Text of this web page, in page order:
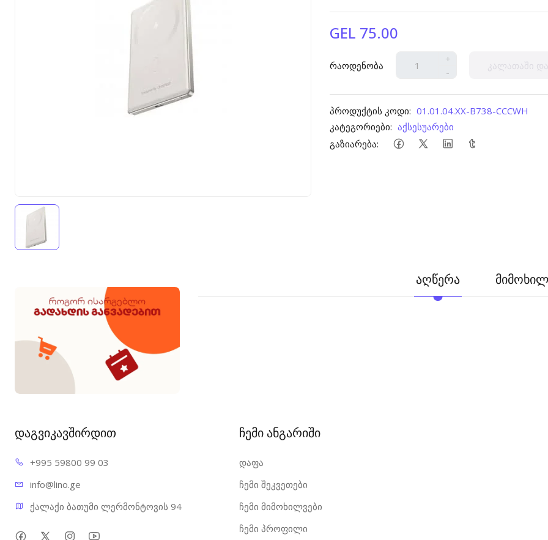
GEL 75.00
რაოდენობა
+
-
კალათაში
პროდუქტის კოდი: 01.01.04.XX-B738-CCCWH
კატეგორიები: აქსესუარები
გაზიარება:
აღწერა
დაგვიკავშირდით
+995 59800 99 03
info@lino.ge
ქალაქი ბათუმი ლერმონტოვის 94
ჩემი ანგარიში
დაფა
ჩემი შეკვეთები
ჩემი მიმოხილვები
ჩემი პროფილი